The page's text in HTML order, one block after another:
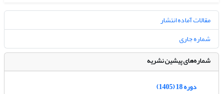
مقالات آماده انتشار
شماره جاری
شماره‌های پیشین نشریه
دوره 18 (1405)